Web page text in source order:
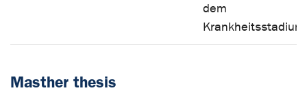
dem
Masther thesis